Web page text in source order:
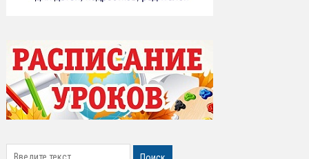
search